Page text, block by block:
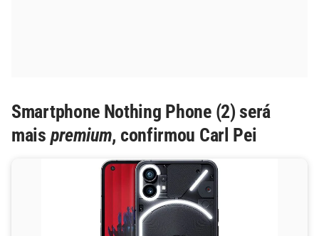
Smartphone Nothing Phone (2) será
mais premium, confirmou Carl Pei